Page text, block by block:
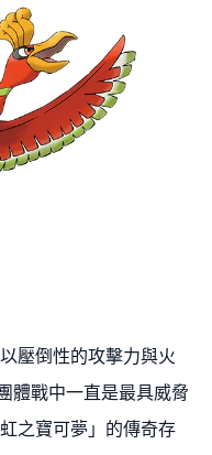
壓倒性的攻擊力與火
體戰中一直是最具威脅
之寶可夢」的傳奇存